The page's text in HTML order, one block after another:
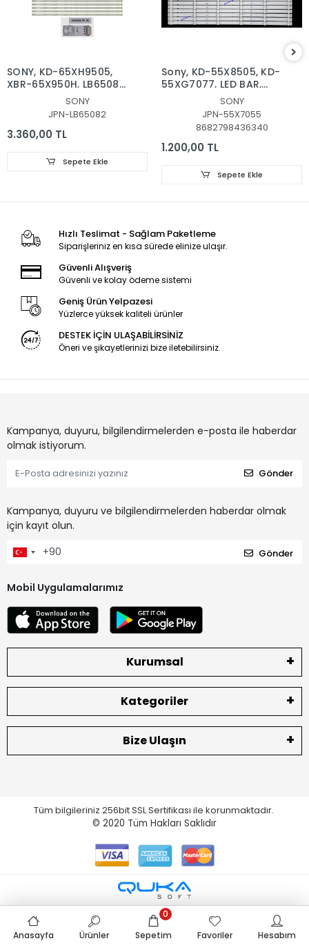
SONY, KD-65XH9505,
XBR-65X950H, LB65082
V0_05, LED BAR
BACKLIGHT, PANEL
SONY
JPN-LB65082
3.360,00 TL
Sepete Ekle
Sony, KD-55X8505, KD-
55XG7077, LED BAR,
BACKLIGHT,
00727A
SONY
JPN-55X7055
8682798436340
1.200,00 TL
Sepete Ekle
Hızlı Teslimat - Sağlam Paketleme
Siparişleriniz en kısa sürede elinize ulaşır.
Güvenli Alışveriş
Güvenli ve kolay ödeme sistemi
Geniş Ürün Yelpazesi
Yüzlerce yüksek kaliteli ürünler
DESTEK İÇİN ULAŞABİLİRSİNİZ
Öneri ve şikayetlerinizi bize iletebilirsiniz.
Kampanya, duyuru, bilgilendirmelerden e-posta ile haberdar
olmak istiyorum.
Gönder
Kampanya, duyuru ve bilgilendirmelerden haberdar olmak
için kayıt olun.
Gönder
Mobil Uygulamalarımız
Kurumsal
Kategoriler
Bize Ulaşın
Tüm bilgileriniz 256bit SSL Sertifikası ile korunmaktadır.
© 2020 Tüm Hakları Saklıdır
Anasayfa Ürünler Sepetim
0
Favoriler
Hesabım